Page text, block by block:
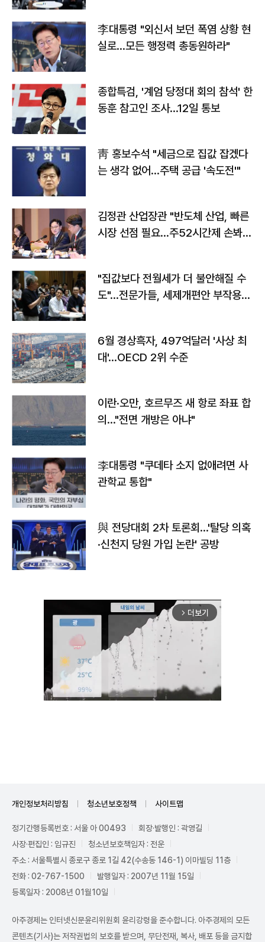
李대통령 "외신서 보던 폭염 상황 현
실로…모든 행정력 총동원하라"
종합특검, '계엄 당정대 회의 참석' 한
동훈 참고인 조사...12일 통보
靑 홍보수석 "세금으로 집값 잡겠다
는 생각 없어…주택 공급 '속도전'"
김정관 산업장관 "반도체 산업, 빠른
시장 선점 필요…주52시간제 손봐
"집값보다 전월세가 더 불안해질 수
도"…전문가들, 세제개편안 부작용
6월 경상흑자, 497억달러 '사상 최
대'…OECD 2위 수준
이란·오만, 호르무즈 새 항로 좌표 합
의…"전면 개방은 아냐"
李대통령 "쿠데타 소지 없애려면 사
관학교 통합"
與 전당대회 2차 토론회…'탈당 의혹
·신천지 당원 가입 논란' 공방
arrow_forward_ios 더보기
개인정보처리방침 청소년보호정책 사이트맵
정기간행등록번호 : 서울 아 00493
회장·발행인 : 곽영길
사장·편집인 : 임규진
청소년보호책임자 : 전운
주소 : 서울특별시 종로구 종로 1길 42(수송동 146-1) 이마빌딩 11층
전화 : 02-767-1500
발행일자 : 2007년 11월 15일
등록일자 : 2008년 01월10일
아주경제는 인터넷신문윤리위원회 윤리강령을 준수합니다. 아주경제의 모든
콘텐츠(기사)는 저작권법의 보호를 받으며, 무단전재, 복사, 배포 등을 금지합